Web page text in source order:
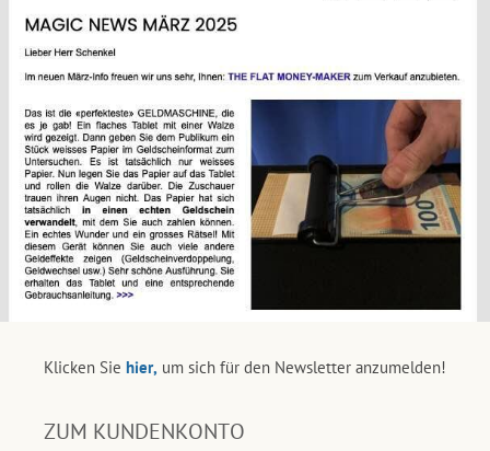
Klicken Sie hier, um sich für den Newsletter anzumelden!
ZUM KUNDENKONTO